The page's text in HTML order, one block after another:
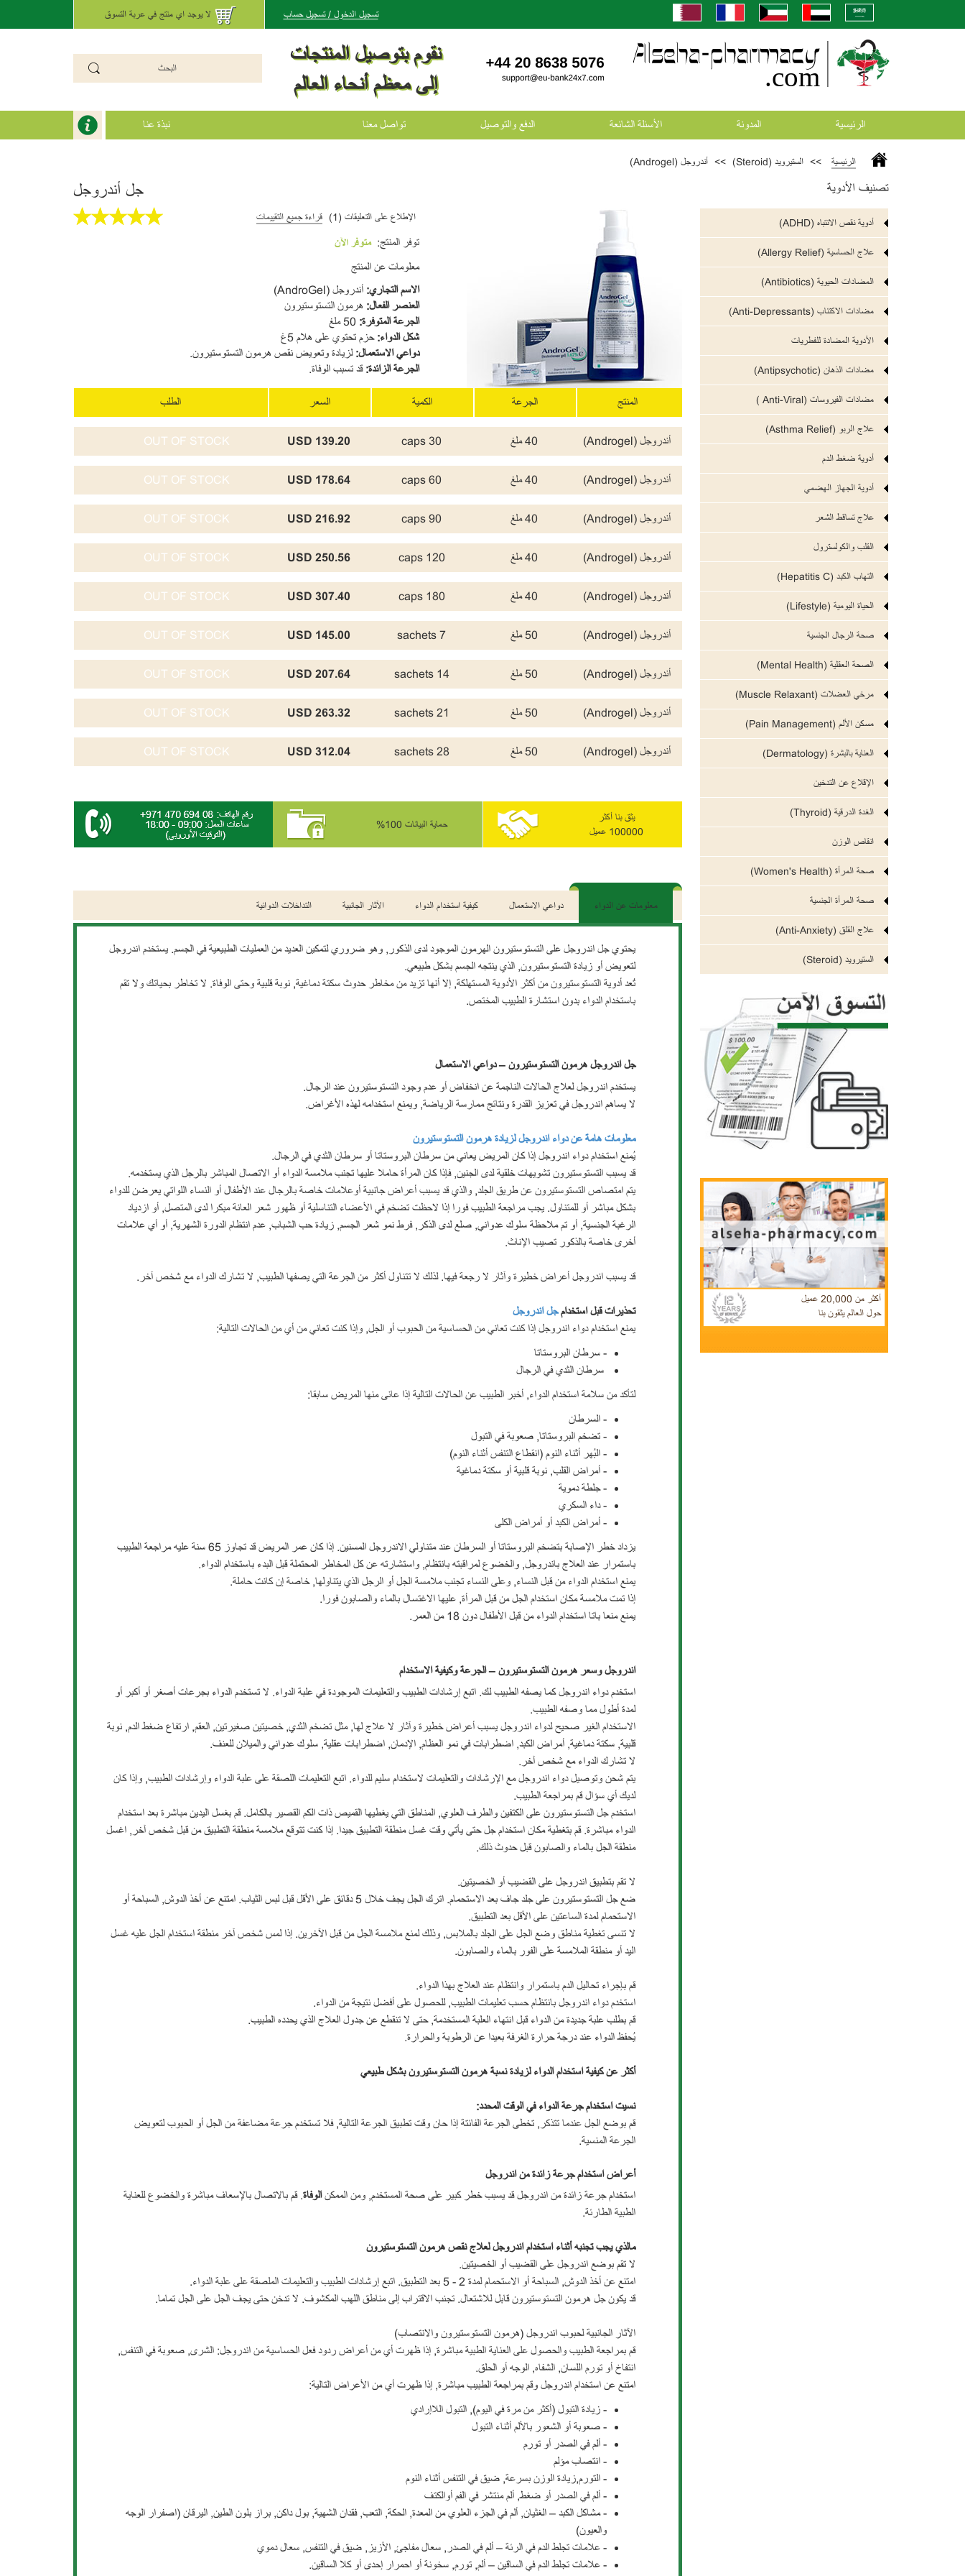
لا يوجد اي منتج في عربة التسوق تسجيل الدخول / تسجيل حساب
نقوم بتوصيل المنتجات
إلى معظم أنحاء العالم
الرئيسية المدونة اﻷسئلة الشائعة الدفع والتوصيل تواصل معنا نبذة عنا
الرئيسية >> الستيرويد (Steroid) >> أندروجل (Androgel)
تصنيف الأدوية
أدوية نقص الانتباه (ADHD)
علاج الحساسية (Allergy Relief)
المضادات الحيوية (Antibiotics)
مضادات الاكتئاب (Anti-Depressants)
الأدوية المضادة للفطريات
مضادات الذهان (Antipsychotic)
مضادات الفيروسات (Anti-Viral )
علاج الربو (Asthma Relief)
أدوية ضغط الدم
أدوية الجهاز الهضمي
علاج تساقط الشعر
القلب والكولسترول
التهاب الكبد (Hepatitis C)
الحياة اليومية (Lifestyle)
صحة الرجال الجنسية
الصحة العقلية (Mental Health)
مرخي العضلات (Muscle Relaxant)
مسكن الألم (Pain Management)
العناية بالبشرة (Dermatology)
الإقلاع عن التدخين
الغدة الدرقية (Thyroid)
انقاص الوزن
صحة المرأة (Women's Health)
صحة المرأة الجنسية
علاج القلق (Anti-Anxiety)
الستيرويد (Steroid)
أكثر من 20,000 عميل
حول العالم يثقون بنا
اشترك في العروض الخاصة
جل أندروجل
الإطلاع على التعليقات (1) قراءة جميع التقييمات
توفر المنتج: متوفر الآن
معلومات عن المنتج
الاسم التجاري: أندروجل (AndroGel)
العنصر الفعال: هرمون التستوستيرون
الجرعة المتوفرة: 50 ملغ
شكل الدواء:حزم تحتوي على هلام 5غ
دواعي الاستعمال:لزيادة وتعويض نقص هرمون التستوستيرون.
الجرعة الزائدة:قد تسبب الوفاة.
المنتج الجرعة الكمية السعر الطلب
أندروجل (Androgel) 40 ملغ 30 caps
139.20 USD
OUT OF STOCK
أندروجل (Androgel) 40 ملغ 60 caps
178.64 USD
OUT OF STOCK
أندروجل (Androgel) 40 ملغ 90 caps
216.92 USD
OUT OF STOCK
أندروجل (Androgel) 40 ملغ 120 caps
250.56 USD
OUT OF STOCK
أندروجل (Androgel) 40 ملغ 180 caps
307.40 USD
OUT OF STOCK
أندروجل (Androgel) 50 ملغ 7 sachets
145.00 USD
OUT OF STOCK
أندروجل (Androgel) 50 ملغ 14 sachets
207.64 USD
OUT OF STOCK
أندروجل (Androgel) 50 ملغ 21 sachets
263.32 USD
OUT OF STOCK
أندروجل (Androgel) 50 ملغ 28 sachets
312.04 USD
OUT OF STOCK
يثق بنا أكثر
100000 عميل
حماية البيانات 100%
معلومات عن الدواء دواعي الاستعمال كيفية استخدام الدواء الآثار الجانبية التداخلات الدوائية
يحتوي جل اندروجل على التستوستيرون الهرمون الموجود لدى الذكور, وهو ضروري لتمكين العديد من العمليات الطبيعية في الجسم. يستخدم اندروجل
لتعويض أو زيادة التستوستيرون, الذي ينتجه الجسم بشكل طبيعي.
تُعد أدوية التستوستيرون من أكثر الأدوية المستهلكة, إلا أنها تزيد من مخاطر حدوث سكتة دماغية, نوبة قلبية وحتى الوفاة. لا تخاطر بحياتك ولا تقم
باستخدام الدواء بدون استشارة الطبيب المختص.
جل اندروجل هرمون التستوستيرون – دواعي الاستعمال
يستخدم اندروجل لعلاج الحالات الناجمة عن انخفاض أو عدم وجود التستوستيرون عند الرجال.
لا يساهم اندروجل في تعزيز القدرة ونتائج ممارسة الرياضة, ويمنع استخدامه لهذه الأغراض.
معلومات هامة عن دواء اندروجل لزيادة هرمون التستوستيرون
يُمنع استخدام دواء اندروجل إذا كان المريض يعاني من سرطان البروستاتا أو سرطان الثدي في الرجال.
قد يسبب التستوستيرون تشويهات خلقية لدى الجنين, فإذا كان المرأة حاملا عليها تجنب ملامسة الدواء أو الاتصال المباشر بالرجل الذي يستخدمه.
يتم امتصاص التستوستيرون عن طريق الجلد, والذي قد يسبب أعراض جانبية أوعلامات خاصة بالرجال عند الأطفال أو النساء اللواتي يعرضن للدواء
بشكل مباشر أو للمتناول. يجب مراجعة الطبيب فورا إذا لاحظت تضخم في الأعضاء التناسلية أو ظهور شعر العانة مبكرا لدى المتصل, أو ازدياد
الرغبة الجنسية, أو تم ملاحظة سلوك عدواني, صلع لدى الذكر, فرط نمو شعر الجسم, زيادة حب الشباب, عدم انتظام الدورة الشهرية, أو أي علامات
أخرى خاصة بالذكور تصيب الإناث.
قد يسبب اندروجل أعراض خطيرة وآثار لا رجعة فيها. لذلك لا تتناول أكثر من الجرعة التي يصفها الطبيب, لا تشارك الدواء مع شخص آخر.
تحذيرات قبل استخدامجل اندروجل
يمنع استخدام دواء اندروجل إذا كنت تعاني من الحساسية من الحبوب أو الجل, وإذا كنت تعاني من أي من الحالات التالية:
- سرطان البروستاتا
سرطان الثدي في الرجال
لتأكد من سلامة استخدام الدواء, أخبر الطبيب عن الحالات التالية إذا عانى منها المريض سابقا:
- السرطان
- تضخم البروستاتا, صعوبة في التبول
- البُهر أثناء النوم (انقطاع التنفس أثناء النوم)
- أمراض القلب, نوبة قلبية أو سكتة دماغية
- جلطة دموية
- داء السكري
- أمراض الكبد أو أمراض الكلى
يزداد خطر الإصابة بتضخم البروستاتا أو السرطان عند متناولي الاندروجل المسنين. إذا كان عمر المريض قد تجاوز 65 سنة عليه مراجعة الطبيب
باستمرار عند العلاج باندروجل, والخضوع لمراقبته بانتظام, واستشارته عن كل المخاطر المحتملة قبل البدء باستخدام الدواء.
يمنع استخدام الدواء من قبل النساء, وعلى النساء تجنب ملامسة الجل أو الرجل الذي يتناولها, خاصة إن كانت حاملة.
إذا تمت ملامسة مكان استخدام الجل من قبل المرأة, عليها الاغتسال بالماء والصابون فورا.
يمنع منعا باتا استخدام الدواء من قبل الأطفال دون 18 من العمر.
اندروجل وسعر هرمون التستوستيرون – الجرعة وكيفية الاستخدام
استخدم دواء اندروجل كما يصفه الطبيب لك. اتبع إرشادات الطبيب والتعليمات الموجودة في علبة الدواء. لا تستخدم الدواء بجرعات أصغر أو أكبر أو
لمدة أطول مما وصفه الطبيب.
الاستخدام الغير صحيح لدواء اندروجل يسبب أعراض خطيرة وآثار لا علاج لها, مثل تضخم الثدي, خصيتين صغيرتين, العقم, ارتفاع ضغط الدم, نوبة
قلبية, سكتة دماغية, أمراض الكبد, اضطرابات في نمو العظام, الإدمان, اضطرابات عقلية, سلوك عدواني والميلان للعنف.
لا تشارك الدواء مع شخص آخر.
يتم شحن وتوصيل دواء اندروجل مع الإرشادات والتعليمات لاستخدام سليم للدواء. اتبع التعليمات اللصقة على علبة الدواء وإرشادات الطبيب, وإذا كان
لديك أي سؤال قم بمراجعة الطبيب.
استخدم جل التستوستيرون على الكتفين والطرف العلوي, المناطق التي يغطيها القميص ذات الكم القصير بالكامل. قم بغسل اليدين مباشرة بعد استخدام
الدواء مباشرة. قم بتغطية مكان استخدام جل حتى يأتي وقت غسل منطقة التطبيق جيدا. إذا كنت تتوقع ملامسة منطقة التطبيق من قبل شخص آخر, اغسل
منطقة الجل بالماء والصابون قبل حدوث ذلك.
لا تقم بتطبيق اندروجل على القضيب أو الخصيتين.
ضع جل التستوستيرون على جلد جاف بعد الاستحمام. اترك الجل يجف خلال 5 دقائق على الأقل قبل لبس الثياب. امتنع عن أخذ الدوش, السباحة أو
الاستحمام لمدة الساعتين على الأقل بعد التطبيق.
لا تنسى تغطية مناطق وضع الجل على الجلد بالملابس, وذلك لمنع ملامسة الجل من قبل الآخرين. إذا لمس شخص آخر منطقة استخدام الجل عليه غسل
اليد أو منطقة الملامسة على الفور بالماء والصابون.
قم بإجراء تحاليل الدم باستمرار وانتظام عند العلاج بهذا الدواء.
استخدم دواء اندروجل بانتظام حسب تعليمات الطبيب, للحصول على أفضل نتيجة من الدواء.
قم بطلب علبة جديدة من الدواء قبل انتهاء العلبة المستخدمة, حتى لا تنقطع عن جدول العلاج الذي يحدده الطبيب.
يُحفظ الدواء عند درجة حرارة الغرفة بعيدا عن الرطوبة والحرارة.
أكثر عن كيفية استخدام الدواء لزيادة نسبة هرمون التستوستيرون بشكل طبيعي
نسيت استخدام جرعة الدواء في الوقت المحدد:
قم بوضع الجل عندما تتذكر, تخطى الجرعة الفائتة إذا حان وقت تطبيق الجرعة التالية, فلا تستخدم جرعة مضاعفة من الجل أو الحبوب لتعويض
الجرعة المنسية.
أعراض استخدام جرعة زائدة من اندروجل
استخدام جرعة زائدة من اندروجل قد يسبب خطر كبير على صحة المستخدم, ومن الممكنالوفاة. قم بالاتصال بالإسعاف مباشرة والخضوع للعناية
الطبية الطارئة.
مالذي يجب تجنبه أثناء استخدام اندروجل لعلاج نقص هرمون التستوستيرون
لا تقم بوضع اندروجل على القضيب أو الخصيتين.
امتنع عن أخذ الدوش, السباحة أو الاستحمام لمدة 2 - 5 بعد التطبيق. اتبع إرشادات الطبيب والتعليمات الملصقة على علبة الدواء.
قد يكون جل هرمون التستوستيرون قابل للاشتعال. تجنب الاقتراب إلى مناطق اللهب المكشوف. لا تدخن حتى يجف الجل على الجل تماما.
الآثار الجانبية لحبوب اندروجل (هرمون التستوستيرون والانتصاب)
قم بمراجعة الطبيب والحصول على العناية الطبية مباشرة, إذا ظهرت أي من أعراض ردود فعل الحساسية من اندروجل: الشرى, صعوبة في التنفس,
انتفاخ أو تورم اللسان, الشفاه, الوجه أو الحلق.
امتنع عن استخدام اندروجل وقم بمراجعة الطبيب مباشرة, إذا ظهرت أي من الأعراض التالية:
- زيادة التبول (أكثر من مرة في اليوم), التبول اللاإرادي
- صعوبة أو الشعور بالألم أثناء التبول
- ألم في الصدر أو تورم
- انتصاب مؤلم
- التورم,زيادة الوزن بسرعة, ضيق في التنفس أثناء النوم
- ألم في الصدر أو ضغط, ألم منتشر في الفم أوالكتف
- مشاكل الكبد – الغثيان, ألم في الجزء العلوي من المعدة, الحكة, التعب, فقدان الشهية, بول داكن, براز بلون الطين, اليرقان (اصفرار الوجه
والعيون)
- علامات تجلط الدم في الرئة – ألم في الصدر, سعال مفاجئ, الأزيز, ضيق في التنفس, سعال دموي
- علامات تجلط الدم في الساقين – ألم, تورم, سخونة أو احمرار إحدى أو كلا الساقين.